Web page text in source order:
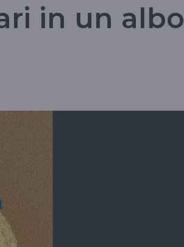
in un albo